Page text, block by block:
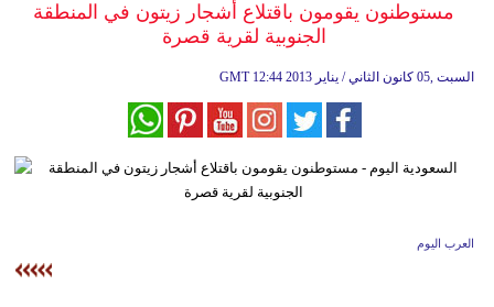
وموسيقى
ديكور
مستوطنون يقومون باقتلاع أشجار زيتون في المنطقة
الجنوبية لقرية قصرة
GMT 12:44 2013 السبت ,05 كانون الثاني / يناير
العرب اليوم